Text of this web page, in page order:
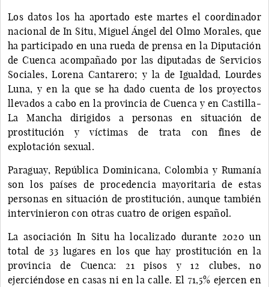
Los datos los ha aportado este martes el coordinador
nacional de In Situ, Miguel Ángel del Olmo Morales, que
ha participado en una rueda de prensa en la Diputación
de Cuenca acompañado por las diputadas de Servicios
Sociales, Lorena Cantarero; y la de Igualdad, Lourdes
Luna, y en la que se ha dado cuenta de los proyectos
llevados a cabo en la provincia de Cuenca y en Castilla-
La Mancha dirigidos a personas en situación de
prostitución y víctimas de trata con fines de
explotación sexual.
Paraguay, República Dominicana, Colombia y Rumanía
son los países de procedencia mayoritaria de estas
personas en situación de prostitución, aunque también
intervinieron con otras cuatro de origen español.
La asociación In Situ ha localizado durante 2020 un
total de 33 lugares en los que hay prostitución en la
provincia de Cuenca: 21 pisos y 12 clubes, no
ejerciéndose en casas ni en la calle. El 71,5% ejercen en